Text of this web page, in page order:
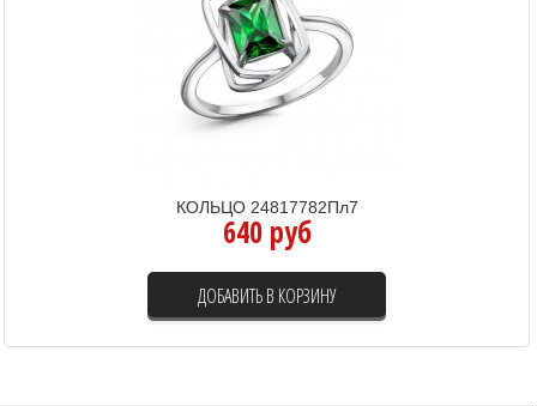
КОЛЬЦО 24817782Пл7
640 руб
ДОБАВИТЬ В КОРЗИНУ